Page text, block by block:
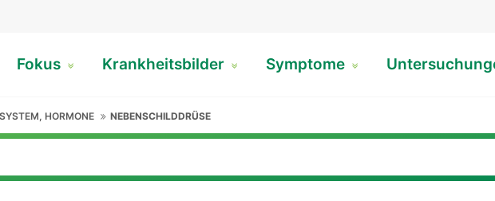
Fokus Krankheitsbilder Symptome
HORMONE NEBENSCHILDDRÜSE